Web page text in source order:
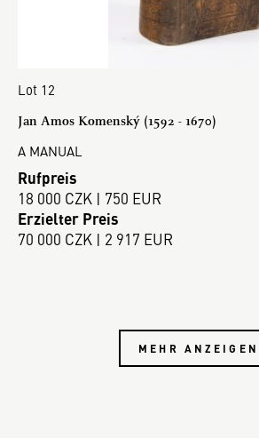
Lot 12
Jan Amos Komenský (1592 - 1670)
A MANUAL
Rufpreis
18 000 CZK | 750 EUR
Erzielter Preis
70 000 CZK | 2 917 EUR
MEHR ANZEIGEN